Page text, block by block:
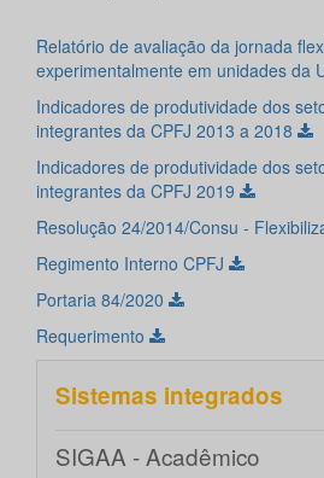
Relatório de avaliação da jornada
experimentalmente em unidades da
Indicadores de produtividade dos
integrantes da CPFJ 2013 a 2018
Indicadores de produtividade dos
integrantes da CPFJ 2019
Resolução 24/2014/Consu -
Regimento Interno CPFJ
Portaria 84/2020
Requerimento
Sistemas integrados
SIGAA - Acadêmico